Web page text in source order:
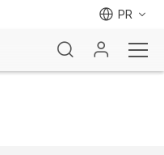
PR